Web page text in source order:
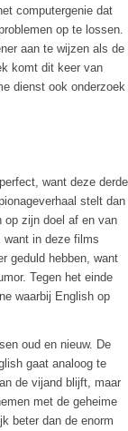
computergenie dat
op te lossen.
aan te wijzen als de
komt dit keer van
dienst ook onderzoek
want deze derde
stelt dan
op zijn doel af en van
in deze films
geduld hebben, want
Tegen het einde
waarbij English op
oud en nieuw. De
gaat analoog te
de vijand blijft, maar
met de geheime
beter dan de enorm